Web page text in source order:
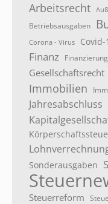
Arbeitsrecht
Betriebsausgaben
Corona - Virus
Covid-
Finanz Finanzierung
Gesellschaftsrecht
Immobilien
Jahresabschluss
Sonderausgaben
Steuerreform